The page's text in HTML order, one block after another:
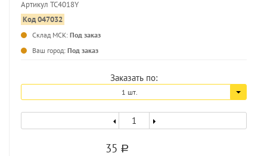
Артикул TC4018Y
Код 047032
Склад МСК: Под заказ
Ваш город: Под заказ
Заказать по:
1 шт.
35 a